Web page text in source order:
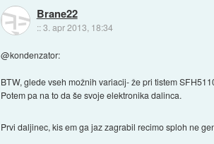
Brane22
::3. apr 2013, 18:34
@kondenzator:
BTW, glede vseh možnih variacij- že pri tistem
Potem pa na to da še svoje elektronika dalinca.
Prvi daljinec, kis em ga jaz zagrabil recimo sploh ne